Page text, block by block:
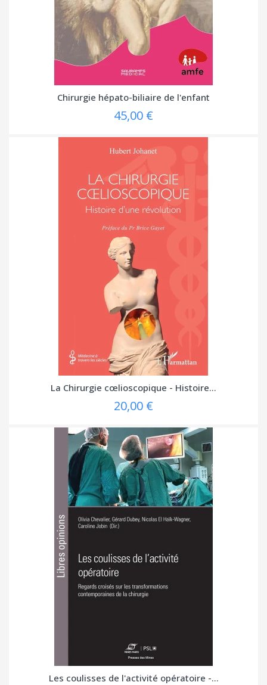
Chirurgie hépato-biliaire de l'enfant
45,00 €
La Chirurgie cœlioscopique - Histoire...
20,00 €
Les coulisses de l'activité opératoire -...